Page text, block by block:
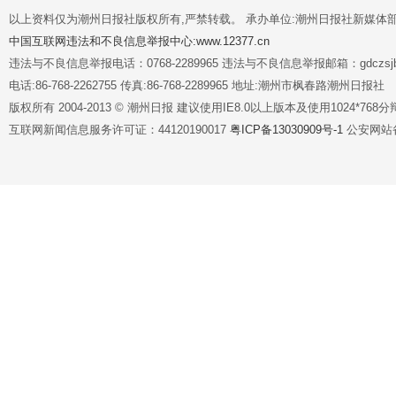
以上资料仅为潮州日报社版权所有,严禁转载。 承办单位:潮州日报社新媒体
中国互联网违法和不良信息举报中心:www.12377.cn
违法与不良信息举报电话：0768-2289965 违法与不良信息举报邮箱：
电话:86-768-2262755 传真:86-768-2289965 地址:潮州市枫春路潮州日报社
版权所有 2004-2013 © 潮州日报 建议使用IE8.0以上版本及使用1024*768分
互联网新闻信息服务许可证：44120190017 粤ICP备13030909号-1 公安网站